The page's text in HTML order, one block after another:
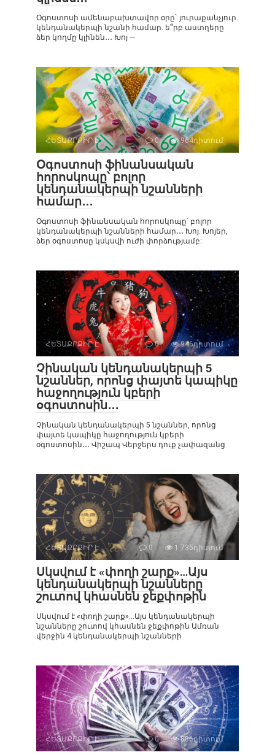
Օգոստոսի ամենաբախտավոր օրը` յուրաքանչյուր
կենդանակերպի նշանի համար. ե՞րբ աստղերը
ձեր կողմը կլինեն․․․ Խոյ —
ՀԵՏԱՔՐՔԻՐ Է 0 964դիտում
Օգոստոսի ֆինանսական
հորոսկոպը՝ բոլոր
կենդանակերպի նշանների
համար․․․
Օգոստոսի ֆինանսական հորոսկոպը՝ բոլոր
կենդանակերպի նշանների համար․․․ Խոյ. Խոյեր,
ձեր օգոստոսը կսկսվի ուժի փորձությամբ:
ՀԵՏԱՔՐՔԻՐ Է 0 946դիտում
Չինական կենդանակերպի 5
նշաններ, որոնց փայտե կապիկը
հաջողություն կբերի
օգոստոսին․․․
Չինական կենդանակերպի 5 նշաններ, որոնց
փայտե կապիկը հաջողություն կբերի
օգոստոսին․․․ Վիշապ Վերջերս դուք չափազանց
ՀԵՏԱՔՐՔԻՐ Է 0 1 735դիտում
Սկսվում է «փողի շարք»…Այս
կենդանակերպի նշանները
շուտով կհասնեն ջեքփոթին
Սկսվում է «փողի շարք»…Այս կենդանակերպի
նշանները շուտով կհասնեն ջեքփոթին Ամռան
վերջին 4 կենդանակերպի նշանների
ՀԵՏԱՔՐՔԻՐ Է 0 836դիտում